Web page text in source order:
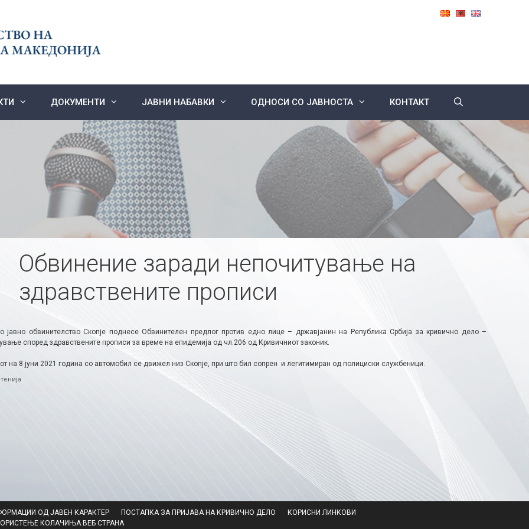
ДОКУМЕНТИ ЈАВНИ НАБАВКИ ОДНОСИ СО ЈАВНОСТА КОНТАКТ
Обвинение заради непочитување на
здравствените прописи
јавно обвинителство Скопје поднесе Обвинителен предлог против едно лице – државјанин на Република Србија за кривично дело –
според здравствените прописи за време на епидемија од чл.206 од Кривичниот законик.
на 8 јуни 2021 година со автомобил се движел низ Скопје, при што бил сопрен и легитимиран од полициски службеници.
ОД ЈАВЕН КАРАКТЕР ПОСТАПКА ЗА ПРИЈАВА НА КРИВИЧНО ДЕЛО
КОРИСНИ ЛИНКОВИ
КОЛАЧИЊА ВЕБ СТРАНА